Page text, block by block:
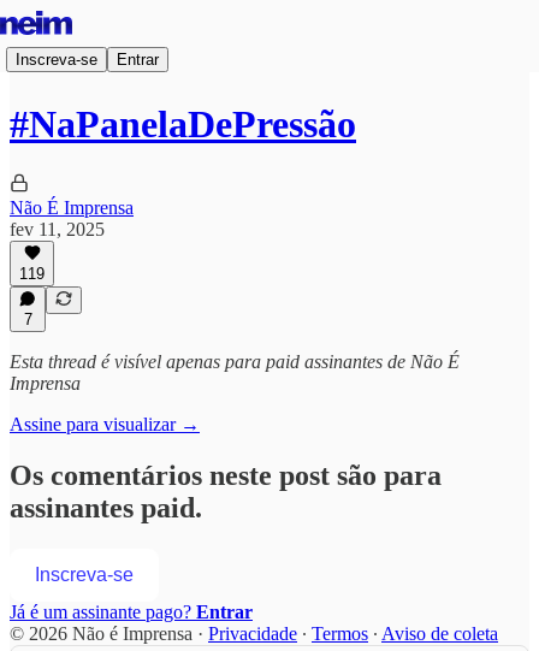
Inscreva-se Entrar
#NaPanelaDePressão
Não É Imprensa
fev 11, 2025
119
7
Esta thread é visível apenas para paid assinantes de Não É
Imprensa
Assine para visualizar →
Os comentários neste post são para
assinantes paid.
Inscreva-se
Já é um assinante pago? Entrar
© 2026 Não é Imprensa · Privacidade ∙ Termos ∙ Aviso de coleta